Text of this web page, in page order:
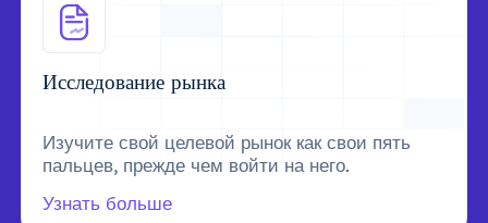
Исследование рынка
Изучите свой целевой рынок как свои пять
пальцев, прежде чем войти на него.
Узнать больше